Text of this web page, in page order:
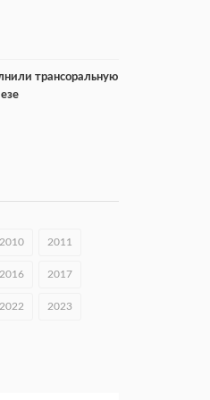
трансоральную
скорость до
2010 2011
2016 2017
2022 2023